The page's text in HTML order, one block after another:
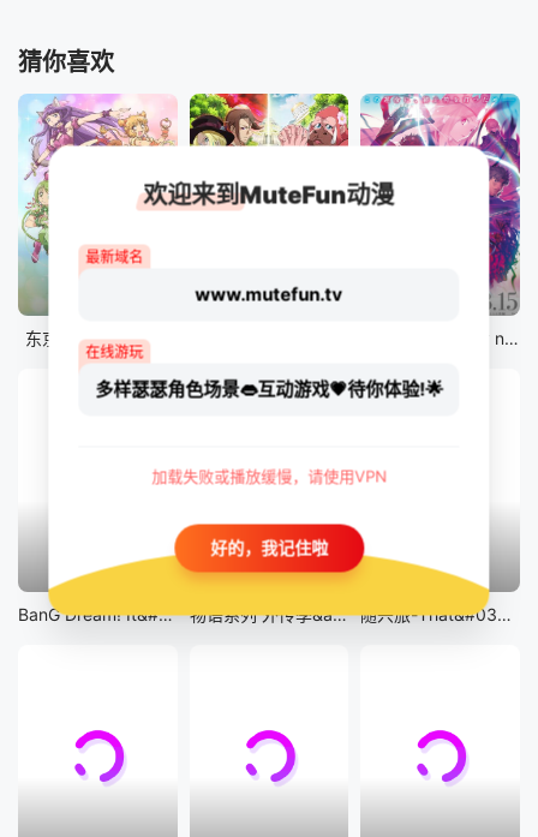
猜你喜欢
东京猫猫 NEW～♡
12集全
剧场版 Fate/stay night [Heaven&#039;s Feel] III.spring song
13集全
BanG Dream! It&#039;s MyGO!!!!!
14集全
物语系列 外传季&amp;怪物季
12集全
随兴旅-That&#039;s Journey-
欢迎来到MuteFun动漫
最新域名
www.mutefun.tv
在线游玩
多样瑟瑟角色场景👄互动游戏💗待你体验!🌟
加载失败或播放缓慢，请使用VPN
好的，我记住啦